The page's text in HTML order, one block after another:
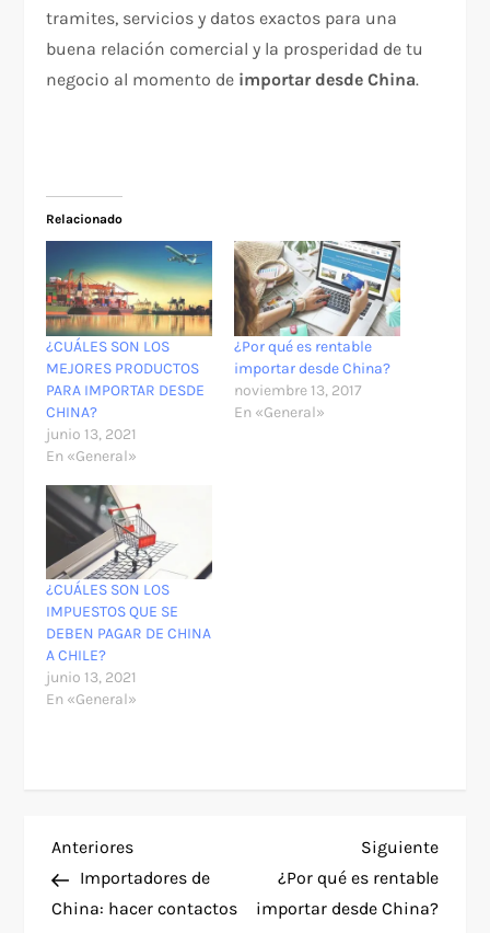
tramites, servicios y datos exactos para una
buena relación comercial y la prosperidad de tu
negocio al momento de importar desde China.
Relacionado
¿CUÁLES SON LOS
MEJORES PRODUCTOS
PARA IMPORTAR DESDE
CHINA?
junio 13, 2021
En «General»
¿Por qué es rentable
importar desde China?
noviembre 13, 2017
En «General»
¿CUÁLES SON LOS
IMPUESTOS QUE SE
DEBEN PAGAR DE CHINA
A CHILE?
junio 13, 2021
En «General»
N
a
Entrada
anterior
Anteriores
Importadores de
China: hacer contactos
Siguiente
¿Por qué es rentable
importar desde China?